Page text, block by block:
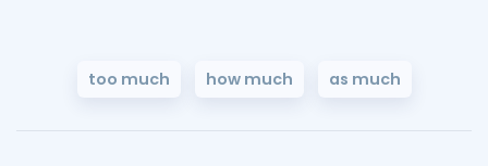
too much how much as much